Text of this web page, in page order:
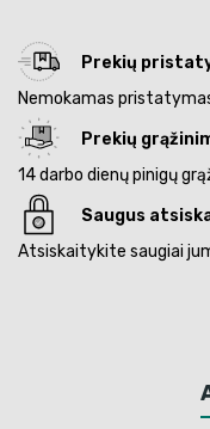
Prekių
Nemokamas
Prekių
14 darbo dienų pinigų
Saugus
Atsiskaitykite saugiai